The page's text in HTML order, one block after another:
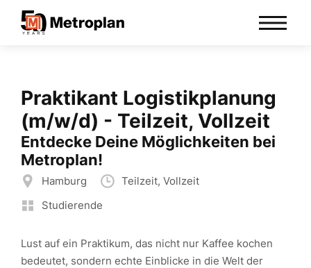
Praktikant Logistikplanung
(m/w/d) - Teilzeit, Vollzeit
Entdecke Deine Möglichkeiten bei
Metroplan!
Hamburg
Teilzeit, Vollzeit
Studierende
Lust auf ein Praktikum, das nicht nur Kaffee kochen
bedeutet, sondern echte Einblicke in die Welt der